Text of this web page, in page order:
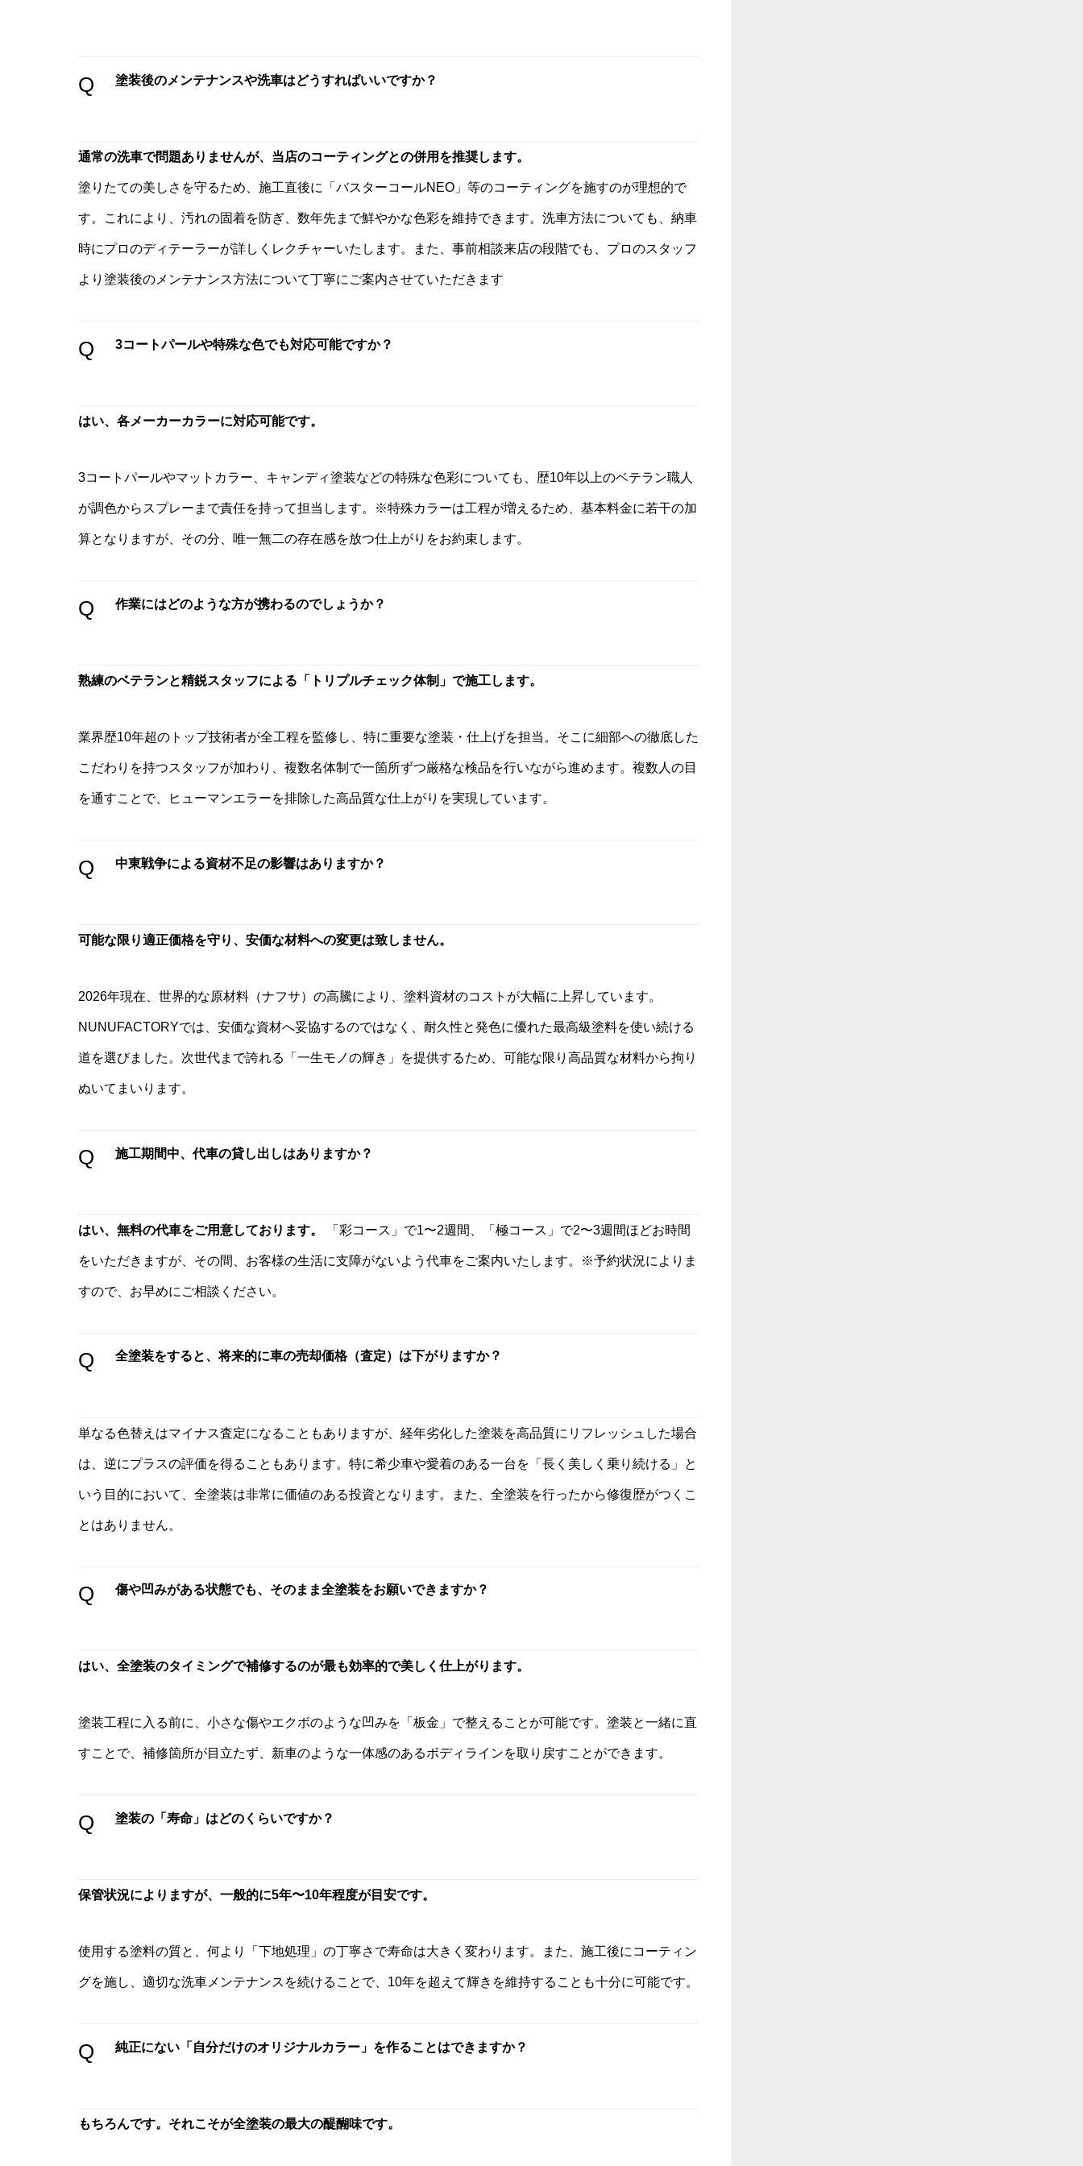
Q 塗装後のメンテナンスや洗車はどうすればいいですか？
通常の洗車で問題ありませんが、当店のコーティングとの併用を推奨します。
塗りたての美しさを守るため、施工直後に「バスターコールNEO」等のコーティングを施すのが理想的で
す。これにより、汚れの固着を防ぎ、数年先まで鮮やかな色彩を維持できます。洗車方法についても、納車
時にプロのディテーラーが詳しくレクチャーいたします。また、事前相談来店の段階でも、プロのスタッフ
より塗装後のメンテナンス方法について丁寧にご案内させていただきます
Q 3コートパールや特殊な色でも対応可能ですか？
はい、各メーカーカラーに対応可能です。
3コートパールやマットカラー、キャンディ塗装などの特殊な色彩についても、歴10年以上のベテラン職人
が調色からスプレーまで責任を持って担当します。※特殊カラーは工程が増えるため、基本料金に若干の加
算となりますが、その分、唯一無二の存在感を放つ仕上がりをお約束します。
Q 作業にはどのような方が携わるのでしょうか？
熟練のベテランと精鋭スタッフによる「トリプルチェック体制」で施工します。
業界歴10年超のトップ技術者が全工程を監修し、特に重要な塗装・仕上げを担当。そこに細部への徹底した
こだわりを持つスタッフが加わり、複数名体制で一箇所ずつ厳格な検品を行いながら進めます。複数人の目
を通すことで、ヒューマンエラーを排除した高品質な仕上がりを実現しています。
Q 中東戦争による資材不足の影響はありますか？
可能な限り適正価格を守り、安価な材料への変更は致しません。
2026年現在、世界的な原材料（ナフサ）の高騰により、塗料資材のコストが大幅に上昇しています。
NUNUFACTORYでは、安価な資材へ妥協するのではなく、耐久性と発色に優れた最高級塗料を使い続ける
道を選びました。次世代まで誇れる「一生モノの輝き」を提供するため、可能な限り高品質な材料から拘り
ぬいてまいります。
Q 施工期間中、代車の貸し出しはありますか？
はい、無料の代車をご用意しております。 「彩コース」で1〜2週間、「極コース」で2〜3週間ほどお時間
をいただきますが、その間、お客様の生活に支障がないよう代車をご案内いたします。※予約状況によりま
すので、お早めにご相談ください。
Q 全塗装をすると、将来的に車の売却価格（査定）は下がりますか？
単なる色替えはマイナス査定になることもありますが、経年劣化した塗装を高品質にリフレッシュした場合
は、逆にプラスの評価を得ることもあります。特に希少車や愛着のある一台を「長く美しく乗り続ける」と
いう目的において、全塗装は非常に価値のある投資となります。また、全塗装を行ったから修復歴がつくこ
とはありません。
Q 傷や凹みがある状態でも、そのまま全塗装をお願いできますか？
はい、全塗装のタイミングで補修するのが最も効率的で美しく仕上がります。
塗装工程に入る前に、小さな傷やエクボのような凹みを「板金」で整えることが可能です。塗装と一緒に直
すことで、補修箇所が目立たず、新車のような一体感のあるボディラインを取り戻すことができます。
Q 塗装の「寿命」はどのくらいですか？
保管状況によりますが、一般的に5年〜10年程度が目安です。
使用する塗料の質と、何より「下地処理」の丁寧さで寿命は大きく変わります。また、施工後にコーティン
グを施し、適切な洗車メンテナンスを続けることで、10年を超えて輝きを維持することも十分に可能です。
Q 純正にない「自分だけのオリジナルカラー」を作ることはできますか？
もちろんです。それこそが全塗装の最大の醍醐味です。